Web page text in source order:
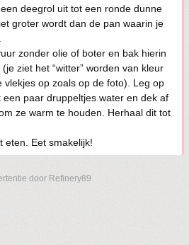
deegrol uit tot een ronde dunne
groter wordt dan de pan waarin je
zonder olie of boter en bak hierin
ziet het “witter” worden van kleur
vlekjes op zoals op de foto). Leg op
paar druppeltjes water en dek af
ze warm te houden. Herhaal dit tot
eten. Eet smakelijk!
door Refinery89